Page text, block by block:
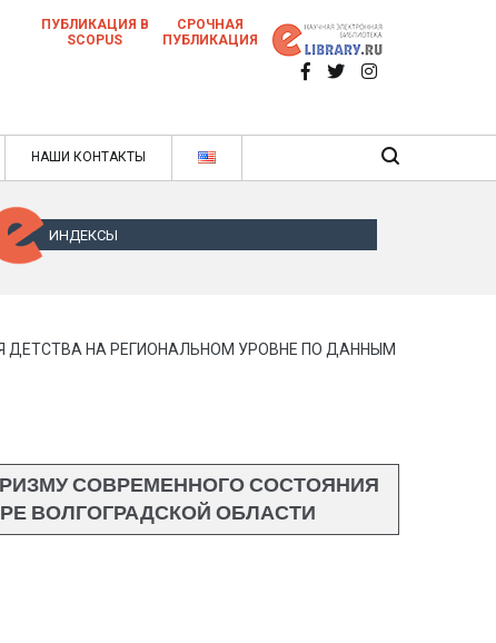
статей в ежемесячном научном
научном журнале
ПУБЛИКАЦИЯ В
SCOPUS
СРОЧНАЯ
ПУБЛИКАЦИЯ
НАШИ КОНТАКТЫ
ИНДЕКСЫ
ДЕТСТВА НА РЕГИОНАЛЬНОМ УРОВНЕ ПО ДАННЫМ
СОВРЕМЕННОГО СОСТОЯНИЯ
ВОЛГОГРАДСКОЙ ОБЛАСТИ